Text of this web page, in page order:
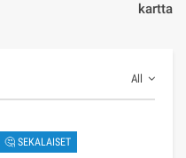
kartta
All
🤔 SEKALAISET